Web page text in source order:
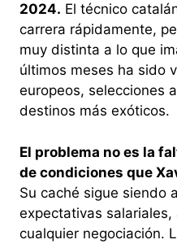
2024. El técnico
carrera rápidamente,
muy distinta a lo que
últimos meses ha sido
europeos, selecciones
destinos más exóticos.
El problema no es la
de condiciones que
Su caché sigue siendo
expectativas salariales,
cualquier negociación.